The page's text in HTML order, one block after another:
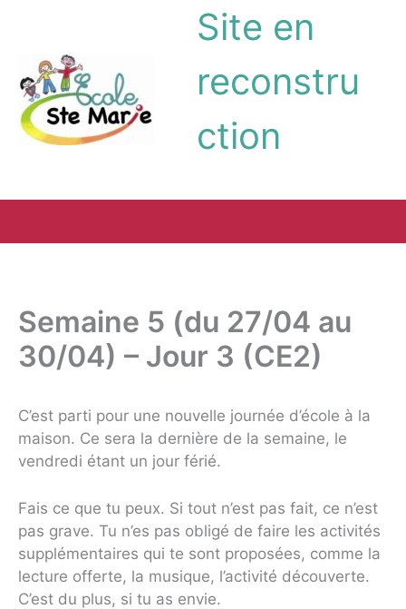
contenu
Site en
reconstru
ction
Semaine 5 (du 27/04 au
30/04) – Jour 3 (CE2)
C’est parti pour une nouvelle journée d’école à la
maison. Ce sera la dernière de la semaine, le
vendredi étant un jour férié.
Fais ce que tu peux. Si tout n’est pas fait, ce n’est
pas grave. Tu n’es pas obligé de faire les activités
supplémentaires qui te sont proposées, comme la
lecture offerte, la musique, l’activité découverte.
C’est du plus, si tu as envie.